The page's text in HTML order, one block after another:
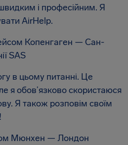
і професійним. Я
AirHelp.
Копенгаген — Сан-
SAS
в цьому питанні. Це
я обов’язково скористаюся
Я також розповім своїм
Мюнхен — Лондон